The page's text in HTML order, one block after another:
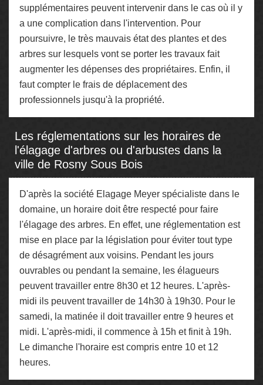
supplémentaires peuvent intervenir dans le cas où il y
a une complication dans l'intervention. Pour
poursuivre, le très mauvais état des plantes et des
arbres sur lesquels vont se porter les travaux fait
augmenter les dépenses des propriétaires. Enfin, il
faut compter le frais de déplacement des
professionnels jusqu'à la propriété.
Les réglementations sur les horaires de
l'élagage d'arbres ou d'arbustes dans la
ville de Rosny Sous Bois
D'après la société Elagage Meyer spécialiste dans le
domaine, un horaire doit être respecté pour faire
l'élagage des arbres. En effet, une réglementation est
mise en place par la législation pour éviter tout type
de désagrément aux voisins. Pendant les jours
ouvrables ou pendant la semaine, les élagueurs
peuvent travailler entre 8h30 et 12 heures. L'après-
midi ils peuvent travailler de 14h30 à 19h30. Pour le
samedi, la matinée il doit travailler entre 9 heures et
midi. L'après-midi, il commence à 15h et finit à 19h.
Le dimanche l'horaire est compris entre 10 et 12
heures.